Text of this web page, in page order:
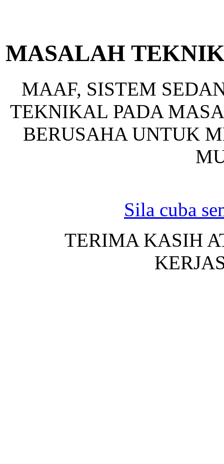
MASALAH
MAAF, SISTEM
TEKNIKAL PADA
BERUSAHA UNTUK
Sila cuba
TERIMA KASIH